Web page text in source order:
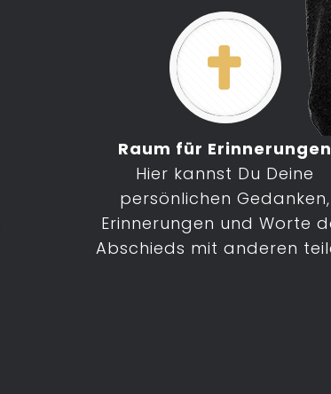
Raum für Erinnerungen
Hier kannst Du Deine
persönlichen Gedanken,
Erinnerungen und Worte
Abschieds mit anderen